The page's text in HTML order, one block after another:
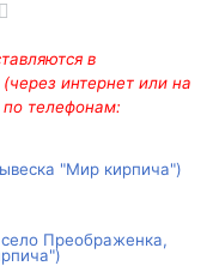
в
интернет или на
телефонам:
"Мир кирпича")
Преображенка,